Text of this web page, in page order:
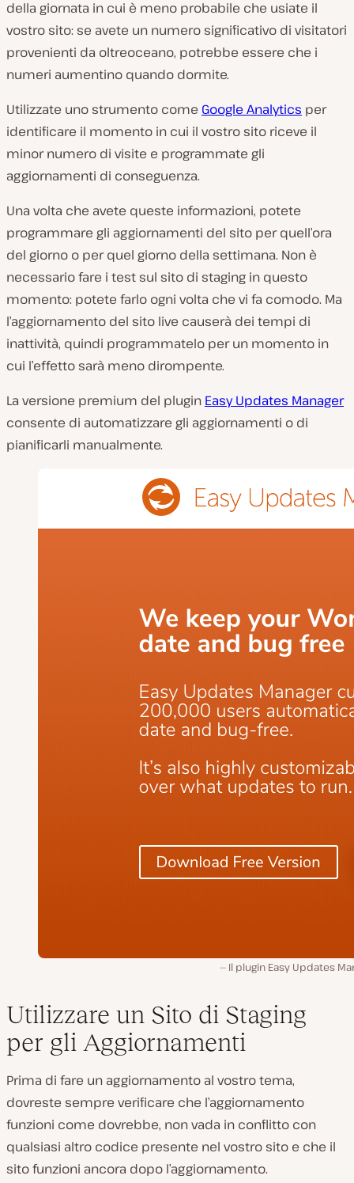
della giornata in cui è meno probabile che usiate il
vostro sito: se avete un numero significativo di visitatori
provenienti da oltreoceano, potrebbe essere che i
numeri aumentino quando dormite.
Utilizzate uno strumento come Google Analytics per
identificare il momento in cui il vostro sito riceve il
minor numero di visite e programmate gli
aggiornamenti di conseguenza.
Una volta che avete queste informazioni, potete
programmare gli aggiornamenti del sito per quell’ora
del giorno o per quel giorno della settimana. Non è
necessario fare i test sul sito di staging in questo
momento: potete farlo ogni volta che vi fa comodo. Ma
l’aggiornamento del sito live causerà dei tempi di
inattività, quindi programmatelo per un momento in
cui l’effetto sarà meno dirompente.
La versione premium del plugin Easy Updates Manager
consente di automatizzare gli aggiornamenti o di
pianificarli manualmente.
Il plugin Easy Updates
Utilizzare un Sito di Staging
per gli Aggiornamenti
Prima di fare un aggiornamento al vostro tema,
dovreste sempre verificare che l’aggiornamento
funzioni come dovrebbe, non vada in conflitto con
qualsiasi altro codice presente nel vostro sito e che il
sito funzioni ancora dopo l’aggiornamento.